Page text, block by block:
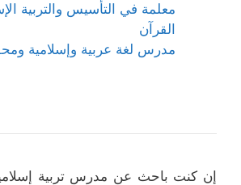
معلمة في التأسيس والتربية
القرآن
مدرس لغة عربية وإسلامية
إن كنت باحث عن مدرس تربية